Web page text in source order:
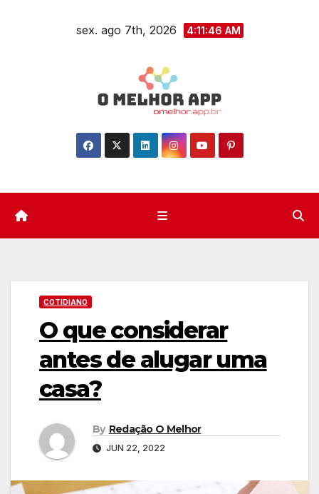
sex. ago 7th, 2026 4:11:47 AM
COTIDIANO
O que considerar
antes de alugar uma
casa?
By Redação O Melhor
JUN 22, 2022